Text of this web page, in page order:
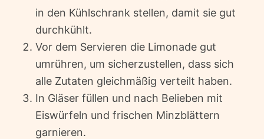
in den Kühlschrank stellen, damit sie gut
durchkühlt.
Vor dem Servieren die Limonade gut
umrühren, um sicherzustellen, dass sich
alle Zutaten gleichmäßig verteilt haben.
In Gläser füllen und nach Belieben mit
Eiswürfeln und frischen Minzblättern
garnieren.